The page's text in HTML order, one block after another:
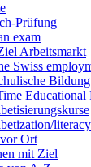
Prüfung
exam
Arbeitsmarkt
Swiss
Bildung
Educational
Ort
mit Ziel